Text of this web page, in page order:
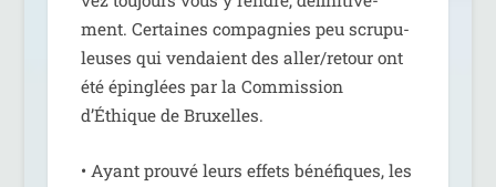
ment. Certaines com­pa­gnies peu scru­pu­
leuses qui ven­daient des aller/​retour ont
été épin­glées par la Commission
d’Éthique de Bruxelles.
• Ayant prou­vé leurs effets béné­fiques, les